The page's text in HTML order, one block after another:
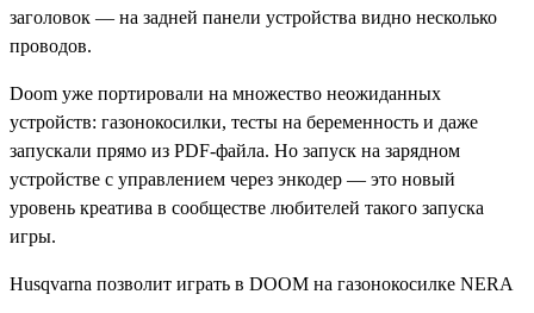
заголовок — на задней панели устройства видно несколько
проводов.
Doom уже портировали на множество неожиданных
устройств: газонокосилки, тесты на беременность и даже
запускали прямо из PDF-файла. Но запуск на зарядном
устройстве с управлением через энкодер — это новый
уровень креатива в сообществе любителей такого запуска
игры.
Husqvarna позволит играть в DOOM на газонокосилке NERA